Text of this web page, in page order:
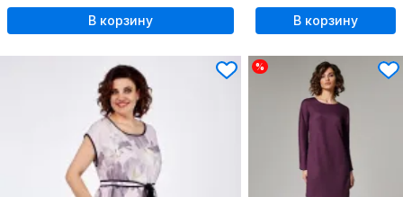
В корзину В корзину
%